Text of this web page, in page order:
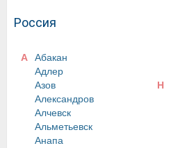
Россия
А
Абакан
Адлер
Азов
Александров
Алчевск
Альметьевск
Анапа
Н